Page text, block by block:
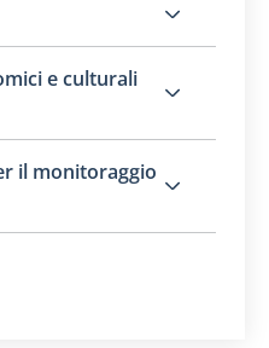
e culturali
il monitoraggio